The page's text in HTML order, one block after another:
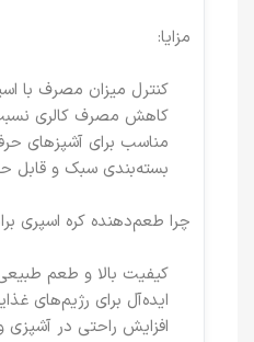
مزایا:
کنترل میزان مصرف با
کاهش مصرف کالری
مناسب برای آشپزهای
بسته‌بندی سبک و قابل
چرا طعم‌دهنده کره اسپری
کیفیت بالا و طعم
ایده‌آل برای رژیم‌های
افزایش راحتی در آشپزی